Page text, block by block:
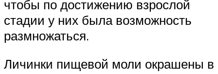
чтобы по достижению взрослой
стадии у них была возможность
размножаться.
Личинки пищевой моли окрашены в